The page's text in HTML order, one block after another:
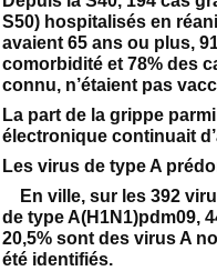
S50) hospitalisés en
avaient 65 ans ou plus,
comorbidité et 78% des
connu, n’étaient pas
La part de la grippe
électronique continuait
Les virus de type A
En ville, sur les 392
de type A(H1N1)pdm09,
20,5% sont des virus A
été identifiés.